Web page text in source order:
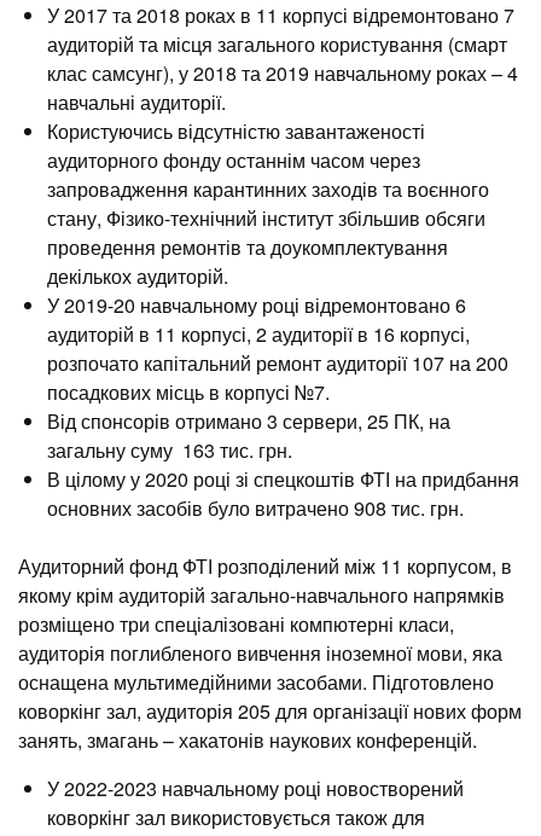
У 2017 та 2018 роках в 11 корпусі відремонтовано 7
аудиторій та місця загального користування (смарт
клас самсунг), у 2018 та 2019 навчальному роках – 4
навчальні аудиторії.
Користуючись відсутністю завантаженості
аудиторного фонду останнім часом через
запровадження карантинних заходів та воєнного
стану, Фізико-технічний інститут збільшив обсяги
проведення ремонтів та доукомплектування
декількох аудиторій.
У 2019-20 навчальному році відремонтовано 6
аудиторій в 11 корпусі, 2 аудиторії в 16 корпусі,
розпочато капітальний ремонт аудиторії 107 на 200
посадкових місць в корпусі №7.
Від спонсорів отримано 3 сервери, 25 ПК, на
загальну суму 163 тис. грн.
В цілому у 2020 році зі спецкоштів ФТІ на придбання
основних засобів було витрачено 908 тис. грн.
Аудиторний фонд ФТІ розподілений між 11 корпусом, в
якому крім аудиторій загально-навчального напрямків
розміщено три спеціалізовані компютерні класи,
аудиторія поглибленого вивчення іноземної мови, яка
оснащена мультимедійними засобами. Підготовлено
коворкінг зал, аудиторія 205 для організації нових форм
занять, змагань – хакатонів наукових конференцій.
У 2022-2023 навчальному році новостворений
коворкінг зал використовується також для